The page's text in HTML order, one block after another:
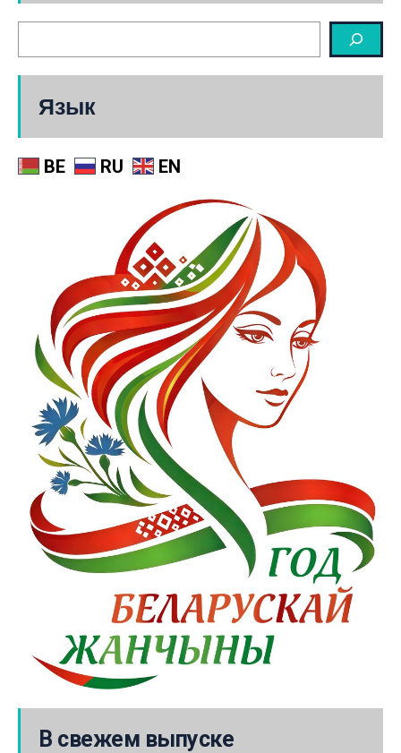
Язык
BE RU EN
В свежем выпуске